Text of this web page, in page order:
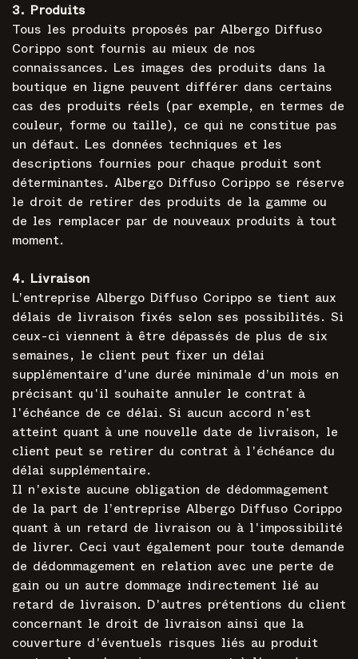
3. Produits
Tous les produits proposés par Albergo Diffuso
Corippo sont fournis au mieux de nos
connaissances. Les images des produits dans la
boutique en ligne peuvent différer dans certains
cas des produits réels (par exemple, en termes de
couleur, forme ou taille), ce qui ne constitue pas
un défaut. Les données techniques et les
descriptions fournies pour chaque produit sont
déterminantes. Albergo Diffuso Corippo se réserve
le droit de retirer des produits de la gamme ou
de les remplacer par de nouveaux produits à tout
moment.
4. Livraison
L’entreprise Albergo Diffuso Corippo se tient aux
délais de livraison fixés selon ses possibilités. Si
ceux-ci viennent à être dépassés de plus de six
semaines, le client peut fixer un délai
supplémentaire d'une durée minimale d’un mois en
précisant qu'il souhaite annuler le contrat à
l'échéance de ce délai. Si aucun accord n'est
atteint quant à une nouvelle date de livraison, le
client peut se retirer du contrat à l'échéance du
délai supplémentaire.
Il n'existe aucune obligation de dédommagement
de la part de l’entreprise Albergo Diffuso Corippo
quant à un retard de livraison ou à l'impossibilité
de livrer. Ceci vaut également pour toute demande
de dédommagement en relation avec une perte de
gain ou un autre dommage indirectement lié au
retard de livraison. D'autres prétentions du client
concernant le droit de livraison ainsi que la
couverture d'éventuels risques liés au produit